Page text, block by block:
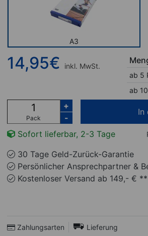
A3
14,95€ inkl. MwSt.
ab 5
ab
Pack
+
-
In
Sofort lieferbar, 2-3 Tage
30 Tage Geld-Zurück-Garantie
Persönlicher Ansprechpartner &
Kostenloser Versand ab 149,- € **
Zahlungsarten Lieferung